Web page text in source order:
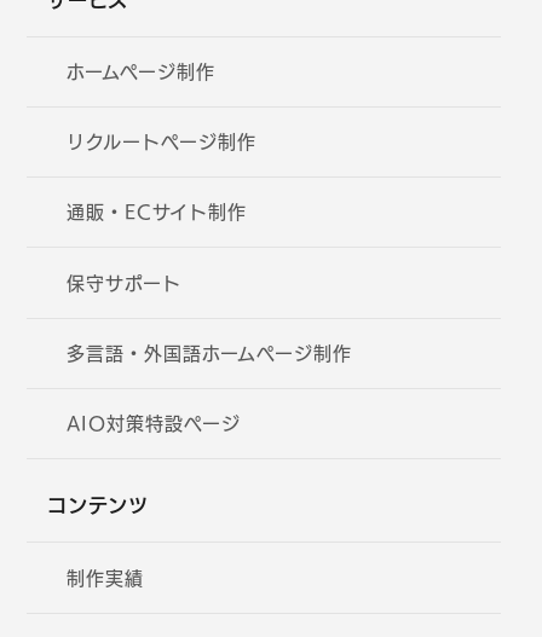
ホームページ制作
リクルートページ制作
通販・ECサイト制作
保守サポート
多言語・外国語ホームページ制作
AIO対策特設ページ
コンテンツ
制作実績